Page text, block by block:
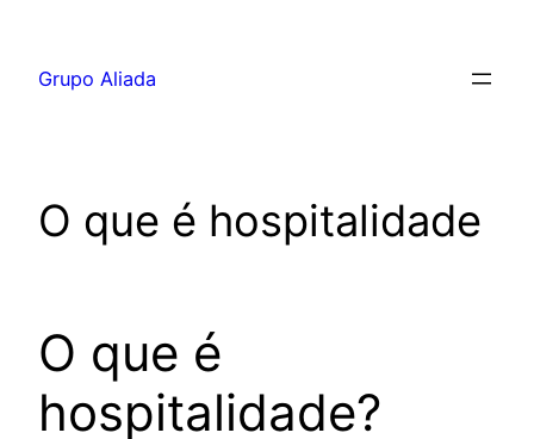
Grupo Aliada
O que é hospitalidade
O que é
hospitalidade?